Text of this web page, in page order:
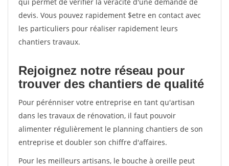
devis. Vous pouvez rapidement $etre en contact avec
les particuliers pour réaliser rapidement leurs
chantiers travaux.
Rejoignez notre réseau pour
trouver des chantiers de qualité
Pour pérénniser votre entreprise en tant qu'artisan
dans les travaux de rénovation, il faut pouvoir
alimenter régulièrement le planning chantiers de son
entreprise et doubler son chiffre d'affaires.
Pour les meilleurs artisans, le bouche à oreille peut